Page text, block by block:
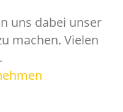
uns dabei unser
machen. Vielen